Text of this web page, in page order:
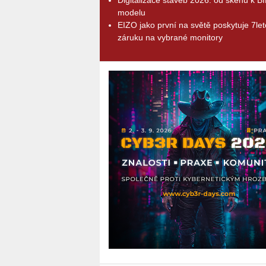
modelu
EIZO jako první na světě poskytuje
záruku na vybrané monitory